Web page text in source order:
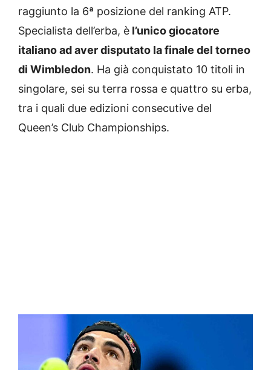
raggiunto la 6ª posizione del ranking ATP.
Specialista dell’erba, è l’unico giocatore
italiano ad aver disputato la finale del torneo
di Wimbledon. Ha già conquistato 10 titoli in
singolare, sei su terra rossa e quattro su erba,
tra i quali due edizioni consecutive del
Queen’s Club Championships.